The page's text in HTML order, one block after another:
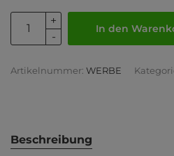
In den
Artikelnummer: WERBE
Beschreibung